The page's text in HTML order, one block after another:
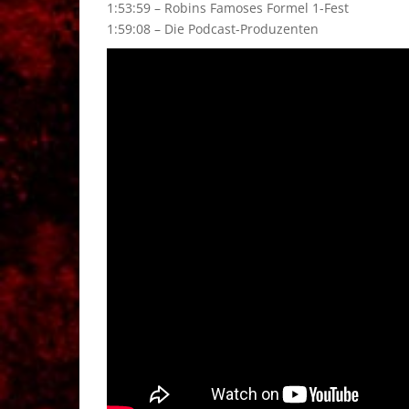
1:53:59 – Robins Famoses Formel 1-Fest
1:59:08 – Die Podcast-Produzenten